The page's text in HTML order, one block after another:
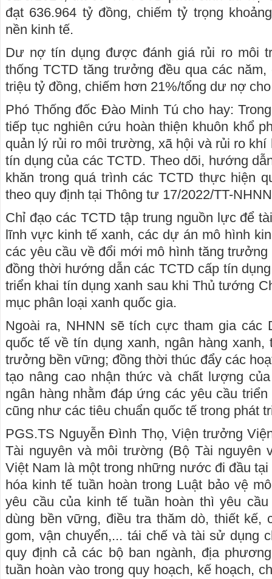
đạt 636.964 tỷ đồng, chiếm tỷ trọng
nền kinh tế.
Dư nợ tín dụng được đánh giá rủi ro môi
thống TCTD tăng trưởng đều qua các
triệu tỷ đồng, chiếm hơn 21%/tổng dư nợ
Phó Thống đốc Đào Minh Tú cho hay:
tiếp tục nghiên cứu hoàn thiện khuôn khổ
quản lý rủi ro môi trường, xã hội và rủi ro khí
tín dụng của các TCTD. Theo dõi, hướng
khăn trong quá trình các TCTD thực hiện
theo quy định tại Thông tư 17/2022/TT-
Chỉ đạo các TCTD tập trung nguồn lực để
lĩnh vực kinh tế xanh, các dự án mô hình
các yêu cầu về đổi mới mô hình tăng
đồng thời hướng dẫn các TCTD cấp tín
triển khai tín dụng xanh sau khi Thủ tướng
mục phân loại xanh quốc gia.
Ngoài ra, NHNN sẽ tích cực tham gia các
quốc tế về tín dụng xanh, ngân hàng
trưởng bền vững; đồng thời thúc đẩy các
tạo nâng cao nhận thức và chất lượng
ngân hàng nhằm đáp ứng các yêu cầu
cũng như các tiêu chuẩn quốc tế trong phát
PGS.TS Nguyễn Đình Thọ, Viện trưởng
Tài nguyên và môi trường (Bộ Tài nguyên
Việt Nam là một trong những nước đi đầu
hóa kinh tế tuần hoàn trong Luật bảo vệ
yêu cầu của kinh tế tuần hoàn thì yêu
dùng bền vững, điều tra thăm dò, thiết kế,
gom, vận chuyển,... tái chế và tài sử dụng
quy định cả các bộ ban ngành, địa
tuần hoàn vào trong quy hoạch, kế hoạch,